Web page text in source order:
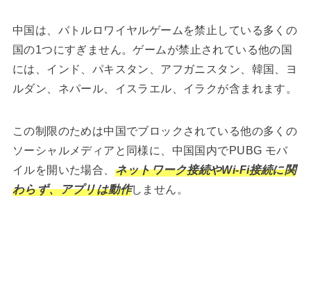
中国は、バトルロワイヤルゲームを禁止している多くの
国の1つにすぎません。ゲームが禁止されている他の国
には、インド、パキスタン、アフガニスタン、韓国、ヨ
ルダン、ネパール、イスラエル、イラクが含まれます。
この制限のためは中国でブロックされている他の多くの
ソーシャルメディアと同様に、中国国内でPUBG モバ
イルを開いた場合、 ネットワーク接続やWi-Fi接続に関
わらず、アプリは動作しません。